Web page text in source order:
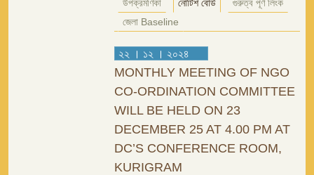
উপক্রমণিকা নোটিশ বোর্ড
গুরুত্ব পূর্ণ লিংক
জেলা Baseline
২২ । ১২ । ২০২৪
MONTHLY MEETING OF NGO
CO-ORDINATION COMMITTEE
WILL BE HELD ON 23
DECEMBER 25 AT 4.00 PM AT
DC’S CONFERENCE ROOM,
KURIGRAM